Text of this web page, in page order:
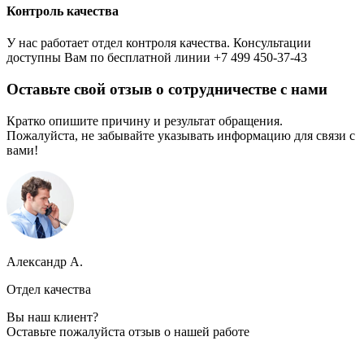
Контроль качества
У нас работает отдел контроля качества. Консультации
доступны Вам по бесплатной линии +7 499 450-37-43
Оставьте свой отзыв о сотрудничестве с нами
Кратко опишите причину и результат обращения.
Пожалуйста, не забывайте указывать информацию для связи с
вами!
Александр А.
Отдел качества
Вы наш клиент?
Оставьте пожалуйста отзыв о нашей работе